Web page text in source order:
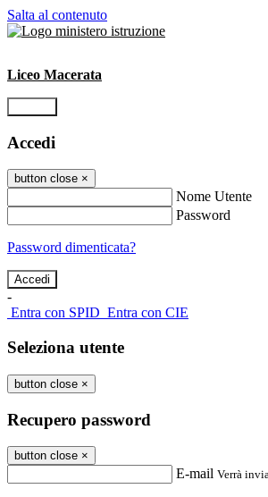
Salta al contenuto
Liceo Macerata
Accedi
button close ×
Nome Utente
Password
Password dimenticata?
-
Entra con SPID Entra con CIE
Seleziona utente
button close ×
Recupero password
button close ×
E-mail Verrà